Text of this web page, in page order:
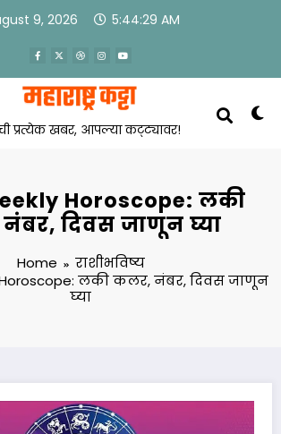
9, 2026 5:44:30 AM
प्रत्येक खबर, आपल्या कट्ट्यावर!
Horoscope: लकी
दिवस जाणून घ्या
Home
राशीभविष्य
Horoscope: लकी कलर, नंबर, दिवस जाणून
घ्या